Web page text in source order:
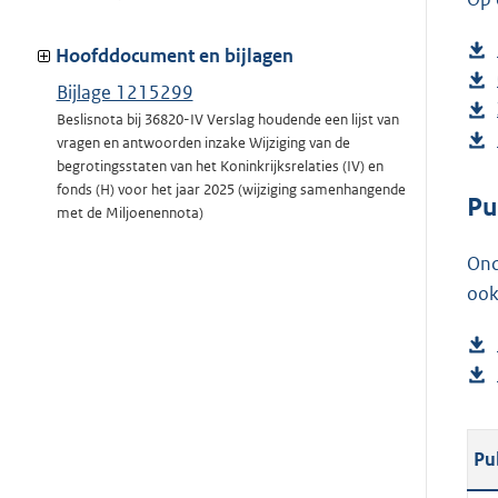
Hoofddocument en bijlagen
Bijlage 1215299
Beslisnota bij 36820-IV Verslag houdende een lijst van
vragen en antwoorden inzake Wijziging van de
begrotingsstaten van het Koninkrijksrelaties (IV) en
fonds (H) voor het jaar 2025 (wijziging samenhangende
met de Miljoenennota)